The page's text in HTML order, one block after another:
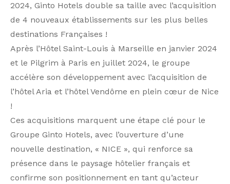
2024, Ginto Hotels double sa taille avec l’acquisition
de 4 nouveaux établissements sur les plus belles
destinations Françaises !
Après l’Hôtel Saint-Louis à Marseille en janvier 2024
et le Pilgrim à Paris en juillet 2024, le groupe
accélère son développement avec l’acquisition de
l’hôtel Aria et l’hôtel Vendôme en plein cœur de Nice
!
Ces acquisitions marquent une étape clé pour le
Groupe Ginto Hotels, avec l’ouverture d’une
nouvelle destination, « NICE », qui renforce sa
présence dans le paysage hôtelier français et
confirme son positionnement en tant qu’acteur